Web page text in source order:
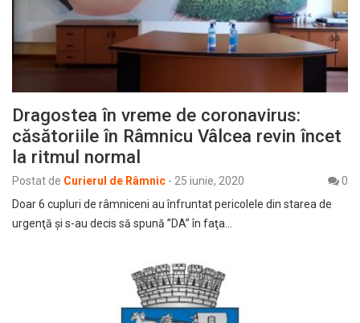
Dragostea în vreme de coronavirus:
căsătoriile în Râmnicu Vâlcea revin încet
la ritmul normal
Postat de Curierul de Râmnic - 25 iunie, 2020
0
Doar 6 cupluri de râmniceni au înfruntat pericolele din starea de
urgenţă şi s-au decis să spună ”DA” în faţa…